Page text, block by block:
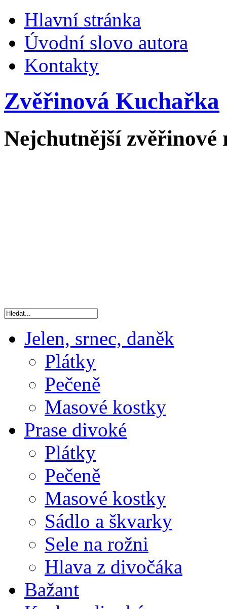
Hlavní stránka
Úvodní slovo autora
Kontakty
Zvěřinová Kuchařka
Nejchutnější zvěřinové
Jelen, srnec, daněk
Plátky
Pečeně
Masové kostky
Prase divoké
Plátky
Pečeně
Masové kostky
Sádlo a škvarky
Sele na rožni
Hlava z divočáka
Bažant